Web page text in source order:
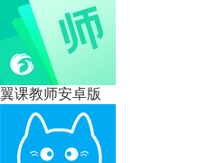
翼课教师安卓版